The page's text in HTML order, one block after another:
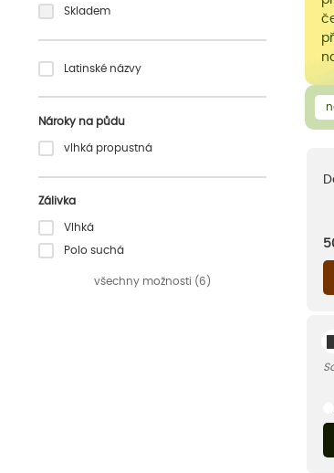
Skladem
Latinské názvy
Nároky na půdu
vlhká propustná
Zálivka
Vlhká
Polo suchá
všechny možnosti (6)